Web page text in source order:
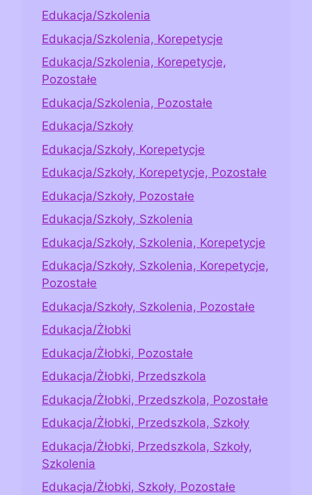
Edukacja/Szkolenia
Edukacja/Szkolenia, Korepetycje
Edukacja/Szkolenia, Korepetycje,
Pozostałe
Edukacja/Szkolenia, Pozostałe
Edukacja/Szkoły
Edukacja/Szkoły, Korepetycje
Edukacja/Szkoły, Korepetycje, Pozostałe
Edukacja/Szkoły, Pozostałe
Edukacja/Szkoły, Szkolenia
Edukacja/Szkoły, Szkolenia, Korepetycje
Edukacja/Szkoły, Szkolenia, Korepetycje,
Pozostałe
Edukacja/Szkoły, Szkolenia, Pozostałe
Edukacja/Żłobki
Edukacja/Żłobki, Pozostałe
Edukacja/Żłobki, Przedszkola
Edukacja/Żłobki, Przedszkola, Pozostałe
Edukacja/Żłobki, Przedszkola, Szkoły
Edukacja/Żłobki, Przedszkola, Szkoły,
Szkolenia
Edukacja/Żłobki, Szkoły, Pozostałe